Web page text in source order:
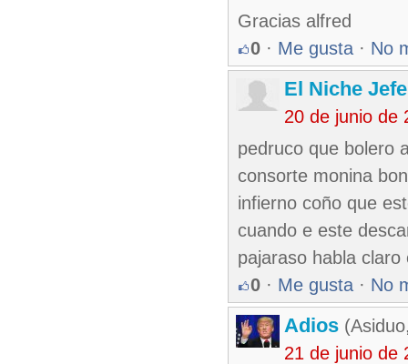
Gracias alfred
0 · Me gusta · No
El Niche
20 de junio de
pedruco que bolero
consorte monina
infierno coño que
cuando e este
pajaraso habla
0 · Me gusta · No
Adios
21 de junio de